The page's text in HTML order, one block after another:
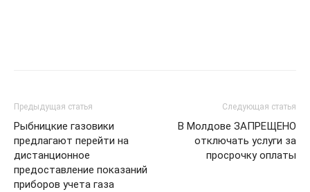
Предыдущая статья
Рыбницкие газовики
предлагают перейти на
дистанционное
предоставление показаний
приборов учета газа
Следующая статья
В Молдове ЗАПРЕЩЕНО
отключать услуги за
просрочку оплаты